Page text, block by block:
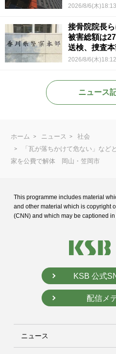
2026/8/6(木)18:13
接骨院院長
被害総額は
送検、捜査
2026/8/6(木)18:12
ニュース
ホーム ニュース
社会
「瓦が落ちかけて危ない」など
家を公費で解体 岡山・笠岡市
This programme includes material
and other material which is copyright
(CNN) and which may be captioned
KSB 公式
配信メ
ニュース